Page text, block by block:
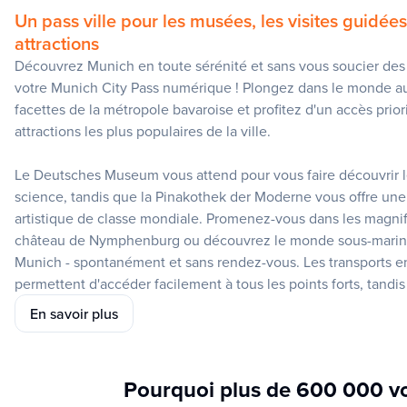
Un pass ville pour les musées, les visites
attractions
Découvrez Munich en toute sérénité et sans vous soucier
votre Munich City Pass numérique ! Plongez dans le monde
facettes de la métropole bavaroise et profitez d'un accès
attractions les plus populaires de la ville.
Le Deutsches Museum vous attend pour vous faire découvrir
science, tandis que la Pinakothek der Moderne vous offre
artistique de classe mondiale. Promenez-vous dans les
château de Nymphenburg ou découvrez le monde sous-
Munich - spontanément et sans rendez-vous. Les transports
permettent d'accéder facilement à tous les points forts,
découvrez les plus beaux coins de Munich grâce au circuit à
ou à une visite guidée passionnante de la ville.
vous suffit de scanner le code QR pour commencer votre
En savoir plus
Pourquoi plus de 600 000